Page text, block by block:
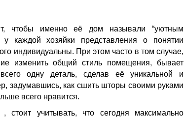
чтобы именно её дом называли “уютным
у каждой хозяйки представления о понятии
индивидуальны. При этом часто в том случае,
изменить общий стиль помещения, бывает
всего одну деталь, сделав её уникальной и
задумавшись, как сшить шторы своими руками
всего нравится.
учитывать, что сегодня максимально